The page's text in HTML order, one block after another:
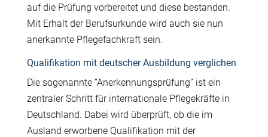
auf die Prüfung vorbereitet und diese bestanden.
Mit Erhalt der Berufsurkunde wird auch sie nun
anerkannte Pflegefachkraft sein.
Qualifikation mit deutscher Ausbildung verglichen
Die sogenannte “Anerkennungsprüfung” ist ein
zentraler Schritt für internationale Pflegekräfte in
Deutschland. Dabei wird überprüft, ob die im
Ausland erworbene Qualifikation mit der